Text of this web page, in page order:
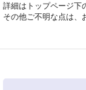
詳細はトップページ下
その他ご不明な点は、